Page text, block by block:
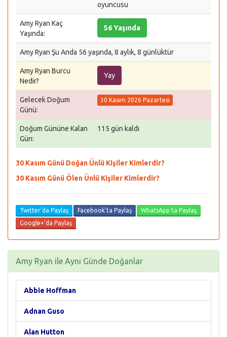
oyuncusu
Amy Ryan Kaç
Yaşında:
56 Yaşında
Amy Ryan Şu Anda 56 yaşında, 8 aylık, 8 günlüktür
Amy Ryan Burcu
Nedir?
Yay
Gelecek Doğum
Günü:
30 Kasım 2026 Pazartesi
Doğum Gününe Kalan
Gün:
115 gün kaldı
30 Kasım Günü Doğan Ünlü Kişiler Kimlerdir?
30 Kasım Günü Ölen Ünlü Kişiler Kimlerdir?
Twitter'da Paylaş Facebook'ta Paylaş
WhatsApp'ta Paylaş
Google+'da Paylaş
Amy Ryan ile Aynı Günde Doğanlar
Abbie Hoffman
Adnan Guso
Alan Hutton